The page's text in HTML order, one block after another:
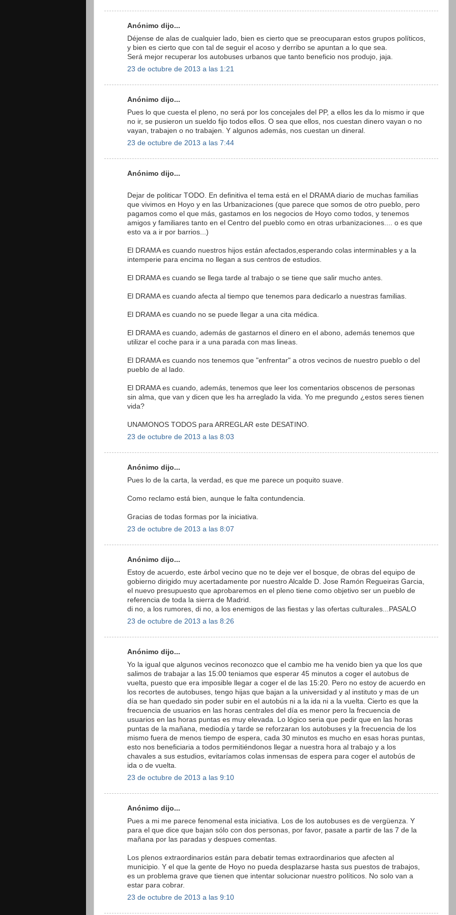
Anónimo dijo...
Déjense de alas de cualquier lado, bien es cierto que se preocuparan estos grupos políticos,
y bien es cierto que con tal de seguir el acoso y derribo se apuntan a lo que sea.
Será mejor recuperar los autobuses urbanos que tanto beneficio nos produjo, jaja.
23 de octubre de 2013 a las 1:21
Anónimo dijo...
Pues lo que cuesta el pleno, no será por los concejales del PP, a ellos les da lo mismo ir que
no ir, se pusieron un sueldo fijo todos ellos. O sea que ellos, nos cuestan dinero vayan o no
vayan, trabajen o no trabajen. Y algunos además, nos cuestan un dineral.
23 de octubre de 2013 a las 7:44
Anónimo dijo...
Dejar de politicar TODO. En definitiva el tema está en el DRAMA diario de muchas familias
que vivimos en Hoyo y en las Urbanizaciones (que parece que somos de otro pueblo, pero
pagamos como el que más, gastamos en los negocios de Hoyo como todos, y tenemos
amigos y familiares tanto en el Centro del pueblo como en otras urbanizaciones.... o es que
esto va a ir por barrios...)
El DRAMA es cuando nuestros hijos están afectados,esperando colas interminables y a la
intemperie para encima no llegan a sus centros de estudios.
El DRAMA es cuando se llega tarde al trabajo o se tiene que salir mucho antes.
El DRAMA es cuando afecta al tiempo que tenemos para dedicarlo a nuestras familias.
El DRAMA es cuando no se puede llegar a una cita médica.
El DRAMA es cuando, además de gastarnos el dinero en el abono, además tenemos que
utilizar el coche para ir a una parada con mas lineas.
El DRAMA es cuando nos tenemos que "enfrentar" a otros vecinos de nuestro pueblo o del
pueblo de al lado.
El DRAMA es cuando, además, tenemos que leer los comentarios obscenos de personas
sin alma, que van y dicen que les ha arreglado la vida. Yo me pregundo ¿estos seres tienen
vida?
UNAMONOS TODOS para ARREGLAR este DESATINO.
23 de octubre de 2013 a las 8:03
Anónimo dijo...
Pues lo de la carta, la verdad, es que me parece un poquito suave.
Como reclamo está bien, aunque le falta contundencia.
Gracias de todas formas por la iniciativa.
23 de octubre de 2013 a las 8:07
Anónimo dijo...
Estoy de acuerdo, este árbol vecino que no te deje ver el bosque, de obras del equipo de
gobierno dirigido muy acertadamente por nuestro Alcalde D. Jose Ramón Regueiras Garcia,
el nuevo presupuesto que aprobaremos en el pleno tiene como objetivo ser un pueblo de
referencia de toda la sierra de Madrid.
di no, a los rumores, di no, a los enemigos de las fiestas y las ofertas culturales...PASALO
23 de octubre de 2013 a las 8:26
Anónimo dijo...
Yo la igual que algunos vecinos reconozco que el cambio me ha venido bien ya que los que
salimos de trabajar a las 15:00 teniamos que esperar 45 minutos a coger el autobus de
vuelta, puesto que era imposible llegar a coger el de las 15:20. Pero no estoy de acuerdo en
los recortes de autobuses, tengo hijas que bajan a la universidad y al instituto y mas de un
día se han quedado sin poder subir en el autobús ni a la ida ni a la vuelta. Cierto es que la
frecuencia de usuarios en las horas centrales del día es menor pero la frecuencia de
usuarios en las horas puntas es muy elevada. Lo lógico seria que pedir que en las horas
puntas de la mañana, mediodía y tarde se reforzaran los autobuses y la frecuencia de los
mismo fuera de menos tiempo de espera, cada 30 minutos es mucho en esas horas puntas,
esto nos beneficiaria a todos permitiéndonos llegar a nuestra hora al trabajo y a los
chavales a sus estudios, evitaríamos colas inmensas de espera para coger el autobús de
ida o de vuelta.
23 de octubre de 2013 a las 9:10
Anónimo dijo...
Pues a mi me parece fenomenal esta iniciativa. Los de los autobuses es de vergüenza. Y
para el que dice que bajan sólo con dos personas, por favor, pasate a partir de las 7 de la
mañana por las paradas y despues comentas.
Los plenos extraordinarios están para debatir temas extraordinarios que afecten al
municipio. Y el que la gente de Hoyo no pueda desplazarse hasta sus puestos de trabajos,
es un problema grave que tienen que intentar solucionar nuestro políticos. No solo van a
estar para cobrar.
23 de octubre de 2013 a las 9:10